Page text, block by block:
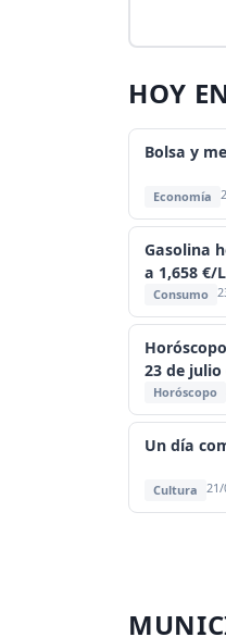
HOY
Bolsa y
Economía
Gasolina
a 1,658 €/L
Consumo
23 de julio
Horóscopo
Un día
Cultura 21/